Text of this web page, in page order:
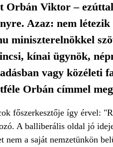
Orbán Viktor –
Azaz: nem
miniszterelnökkel
kínai ügynök,
vagy közéleti
Orbán címmel
főszerkesztője így érvel:
A balliberális oldal jó
nem a saját nemzetünkön